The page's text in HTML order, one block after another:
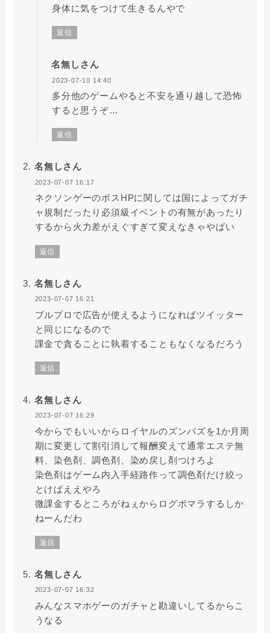
身体に気をつけて生きるんやで
返信
名無しさん
2023-07-10 14:40
多分他のゲームやると不安を通り越して恐怖
すると思うぞ…
返信
名無しさん
2023-07-07 16:17
ネクソンゲーのボスHPに関しては国によってガチ
ャ規制だったり必須級イベントの有無があったり
するから火力差がえぐすぎて変えなきゃやばい
返信
名無しさん
2023-07-07 16:21
ブルプロで広告が使えるようになればツイッター
と同じになるので
課金で貪ることに執着することもなくなるだろう
返信
名無しさん
2023-07-07 16:29
今からでもいいからロイヤルのズンパズを1か月周
期に変更して割引消して報酬変えて通常エステ無
料、染色剤、調色剤、染め戻し剤つけろよ
染色剤はゲーム内入手経路作って調色剤だけ絞っ
とけばええやろ
微課金するところがねぇからログボマラするしか
ねーんだわ
返信
名無しさん
2023-07-07 16:32
みんなスマホゲーのガチャと勘違いしてるからこ
うなる